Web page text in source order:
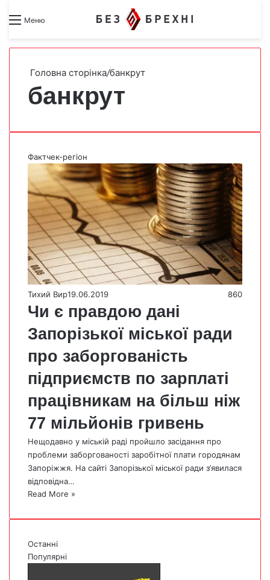
Меню Search forSwitch skin
Головна сторінка/банкрут
банкрут
Фактчек-регіон
Тихий Вир19.06.2019 860
Чи є правдою дані
Запорізької міської ради
про заборгованість
підприємств по зарплаті
працівникам на більш ніж
77 мільйонів гривень
Нещодавно у міській раді пройшло засідання про
проблеми заборгованості заробітної плати городянам
Запоріжжя. На сайті Запорізької міської ради з’явилася
відповідна…
Read More »
Останні
Популярні